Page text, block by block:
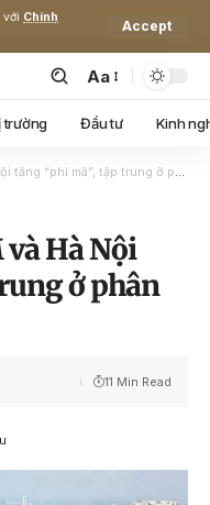
với Chính
Accept
Aa
trường Đầu tư Kinh
mã”, tập trung ở phân khúc cao cấp
và Hà Nội
ở phân
11 Min Read